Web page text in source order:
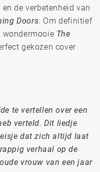
en de verbetenheid van
Doors. Om definitief
wondermooie The
gekozen cover
te vertellen over een
verteld. Dit liedje
dat zich altijd laat
verhaal op de
vrouw van een jaar